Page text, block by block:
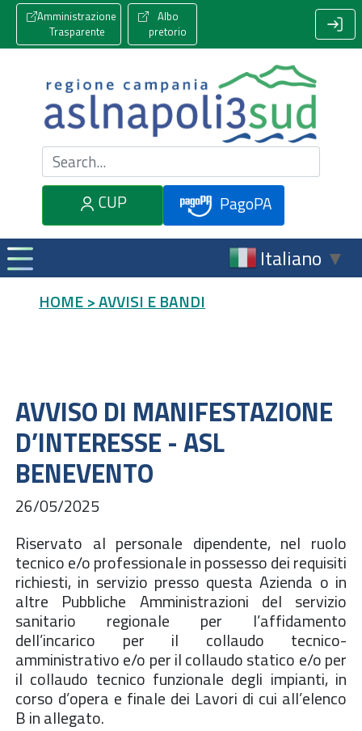
Amministrazione
Trasparente
Albo
pretorio
Cerca nel sito
CUP
PagoPA
Italiano ▼
HOME > AVVISI E BANDI
AVVISO DI MANIFESTAZIONE
D’INTERESSE - ASL
BENEVENTO
26/05/2025
Riservato al personale dipendente, nel ruolo
tecnico e/o professionale in possesso dei requisiti
richiesti, in servizio presso questa Azienda o in
altre Pubbliche Amministrazioni del servizio
sanitario regionale per l’affidamento
dell’incarico per il collaudo tecnico-
amministrativo e/o per il collaudo statico e/o per
il collaudo tecnico funzionale degli impianti, in
corso d’opera e finale dei Lavori di cui all’elenco
B in allegato.